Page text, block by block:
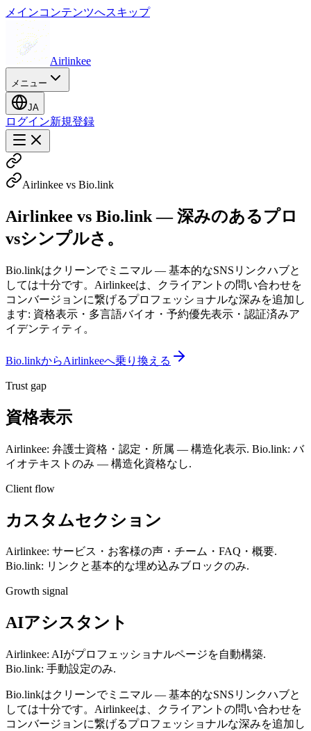
メインコンテンツへスキップ
Airlinkee
メニュー
JA
ログイン新規登録
Airlinkee vs Bio.link
Airlinkee vs Bio.link — 深みのあるプロ
vsシンプルさ。
Bio.linkはクリーンでミニマル — 基本的なSNSリンクハブと
しては十分です。Airlinkeeは、クライアントの問い合わせを
コンバージョンに繋げるプロフェッショナルな深みを追加し
ます: 資格表示・多言語バイオ・予約優先表示・認証済みア
イデンティティ。
Bio.linkからAirlinkeeへ乗り換える
Trust gap
資格表示
Airlinkee: 弁護士資格・認定・所属 — 構造化表示. Bio.link: バ
イオテキストのみ — 構造化資格なし.
Client flow
カスタムセクション
Airlinkee: サービス・お客様の声・チーム・FAQ・概要.
Bio.link: リンクと基本的な埋め込みブロックのみ.
Growth signal
AIアシスタント
Airlinkee: AIがプロフェッショナルページを自動構築.
Bio.link: 手動設定のみ.
Bio.linkはクリーンでミニマル — 基本的なSNSリンクハブと
しては十分です。Airlinkeeは、クライアントの問い合わせを
コンバージョンに繋げるプロフェッショナルな深みを追加し